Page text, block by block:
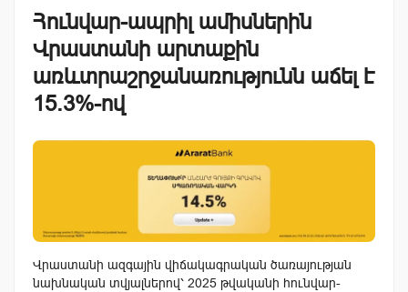
Հունվար-ապրիլ ամիսներին
Վրաստանի արտաքին
առևտրաշրջանառությունն աճել է
15.3%-ով
Վրաստանի ազգային վիճակագրական ծառայության
նախնական տվյալներով՝ 2025 թվականի հունվար-